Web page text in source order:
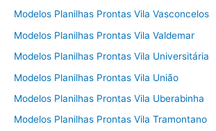
Modelos Planilhas Prontas Vila Vasconcelos
Modelos Planilhas Prontas Vila Valdemar
Modelos Planilhas Prontas Vila Universitária
Modelos Planilhas Prontas Vila União
Modelos Planilhas Prontas Vila Uberabinha
Modelos Planilhas Prontas Vila Tramontano